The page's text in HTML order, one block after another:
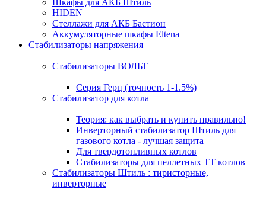
Шкафы для АКБ Штиль
HIDEN
Стеллажи для АКБ Бастион
Аккумуляторные шкафы Eltena
Стабилизаторы напряжения
Стабилизаторы ВОЛЬТ
Серия Герц (точность 1-1.5%)
Стабилизатор для котла
Теория: как выбрать и купить правильно!
Инверторный стабилизатор Штиль для
газового котла - лучшая защита
Для твердотопливных котлов
Стабилизаторы для пеллетных ТТ котлов
Стабилизаторы Штиль : тиристорные,
инверторные